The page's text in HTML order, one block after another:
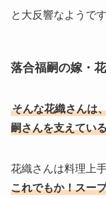
と大反響なようです
落合福嗣の嫁・
そんな花織さんは
嗣さんを支えてい
花織さんは料理上
これでもか！スー